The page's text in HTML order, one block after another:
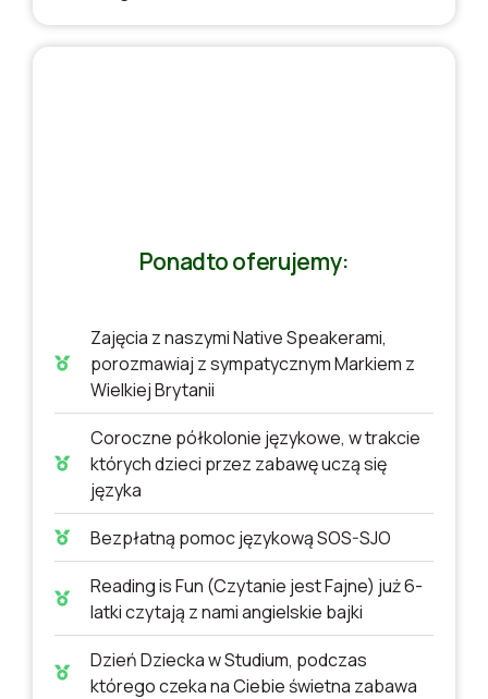
Ponadto oferujemy:
Zajęcia z naszymi Native Speakerami,
porozmawiaj z sympatycznym Markiem z
Wielkiej Brytanii
Coroczne półkolonie językowe, w trakcie
których dzieci przez zabawę uczą się
języka
Bezpłatną pomoc językową SOS-SJO
Reading is Fun (Czytanie jest Fajne) już 6-
latki czytają z nami angielskie bajki
Dzień Dziecka w Studium, podczas
którego czeka na Ciebie świetna zabawa